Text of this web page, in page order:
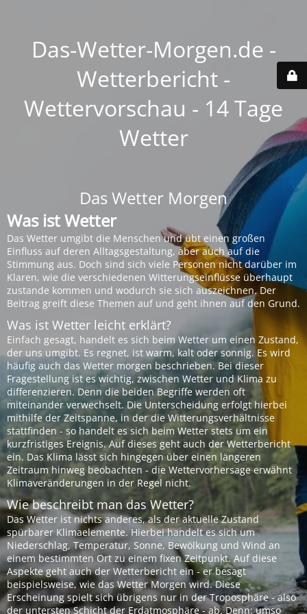
Das-Wetter-Morgen.de -
Wetterbericht -
Wettervorschau - 14 Tage
Wetter
Das Wetter Morgen
Was ist Wetter
Das Wetter umgibt die Menschen und übt einen großen
Einfluss auf deren Alltagsgestaltung, aber auch auf die
Stimmung aus. Doch sind sich viele Personen nicht darüber im
Klaren, wie die verschiedenen Witterungseinflüsse überhaupt
zustande kommen und wodurch sie sich auszeichnen. Der
Beitrag greift diese Themen auf und geht ihnen auf den Grund.
Was ist Wetter leicht erklärt?
Einfach gesagt, handelt es sich beim Wetter um einen Zustand,
der uns umgibt. Es regnet, ist warm, kalt oder sonnig. Es wird
häufig auch das Wetter morgen beschrieben. Bei dieser
Fragestellung ist es wichtig, zwischen Wetter und Klima zu
differenzieren. Denn die beiden Begriffe werden oft
miteinander verwechselt. Die Unterscheidung erfolgt hierbei
mithilfe der Zeitspanne, in der die Witterungsverhältnisse
stattfinden - so handelt es sich beim Wetter stets um ein
kurzfristiges Ereignis. Auf dieses geht auch der Wetterbericht
ein. Das Klima lässt sich hingegen über einen längeren
Zeitraum hinweg beobachten - die Wettervorhersage erwähnt
Klimaveränderungen in der Regel nicht.
Wie beschreibt man das Wetter?
Das Wetter ist nichts anderes, als der aktuelle Zustand
spürbarer Klimaelemente. Hierbei handelt es sich um
Niederschlag, Temperatur, Sonne, Bewölkung und Wind an
einem bestimmten Ort zu einem fixen Zeitpunkt. Auf diese
Aspekte geht auch der Wetterbericht ein - er besagt
beispielsweise, wie das Wetter Morgen wird. Diese
Erscheinung spielt sich übrigens nur in der Troposphäre - also
der untersten Schicht der Erdatmosphäre - ab. Denn: umso